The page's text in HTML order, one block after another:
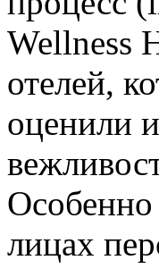
Wellness
отелей,
оценили
лицах